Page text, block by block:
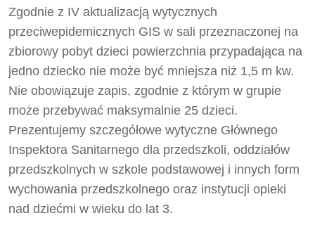
Zgodnie z IV aktualizacją wytycznych
przeciwepidemicznych GIS w sali przeznaczonej na
zbiorowy pobyt dzieci powierzchnia przypadająca na
jedno dziecko nie może być mniejsza niż 1,5 m kw.
Nie obowiązuje zapis, zgodnie z którym w grupie
może przebywać maksymalnie 25 dzieci.
Prezentujemy szczegółowe wytyczne Głównego
Inspektora Sanitarnego dla przedszkoli, oddziałów
przedszkolnych w szkole podstawowej i innych form
wychowania przedszkolnego oraz instytucji opieki
nad dziećmi w wieku do lat 3.